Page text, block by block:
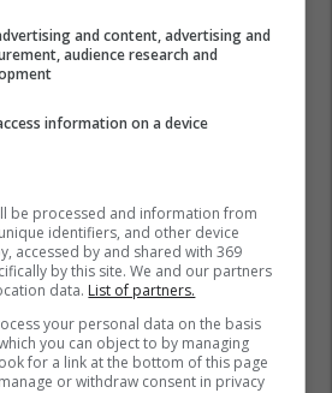
and content, advertising and
audience research and
information on a device
be processed and information from
identifiers, and other device
accessed by and shared with 369
by this site. We and our partners
data. List of partners.
your personal data on the basis
you can object to by managing
for a link at the bottom of this page
or withdraw consent in privacy